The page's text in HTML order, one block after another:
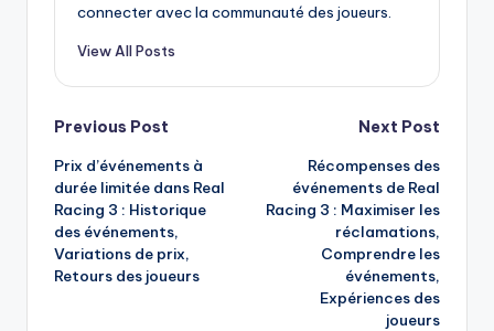
connecter avec la communauté des joueurs.
View All Posts
Post
navigation
Previous Post
Prix d’événements à
durée limitée dans Real
Racing 3 : Historique
des événements,
Variations de prix,
Retours des joueurs
Next Post
Récompenses des
événements de Real
Racing 3 : Maximiser les
réclamations,
Comprendre les
événements,
Expériences des
joueurs